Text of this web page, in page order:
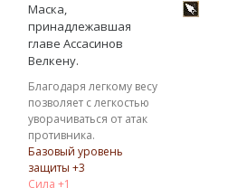
Маска,
принадлежавшая
главе Ассасинов
Велкену.
Благодаря легкому весу
позволяет с легкостью
уворачиваться от атак
противника.
Базовый уровень
защиты +3
Сила +1